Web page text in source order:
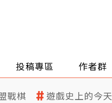
投稿專區 作者群
戰棋 遊戲史上的今天